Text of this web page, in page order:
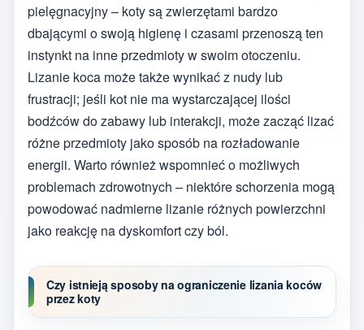
pielęgnacyjny – koty są zwierzętami bardzo
dbającymi o swoją higienę i czasami przenoszą ten
instynkt na inne przedmioty w swoim otoczeniu.
Lizanie koca może także wynikać z nudy lub
frustracji; jeśli kot nie ma wystarczającej ilości
bodźców do zabawy lub interakcji, może zacząć lizać
różne przedmioty jako sposób na rozładowanie
energii. Warto również wspomnieć o możliwych
problemach zdrowotnych – niektóre schorzenia mogą
powodować nadmierne lizanie różnych powierzchni
jako reakcję na dyskomfort czy ból.
Czy istnieją sposoby na ograniczenie lizania koców
przez koty